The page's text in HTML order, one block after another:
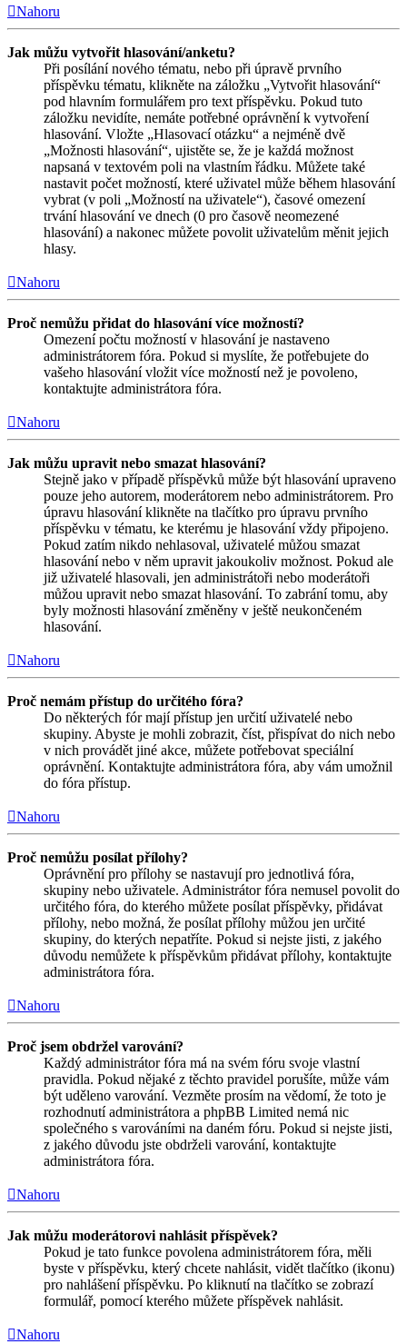
Nahoru
Jak můžu vytvořit hlasování/anketu?
Při posílání nového tématu, nebo při úpravě prvního
příspěvku tématu, klikněte na záložku „Vytvořit hlasování“
pod hlavním formulářem pro text příspěvku. Pokud tuto
záložku nevidíte, nemáte potřebné oprávnění k vytvoření
hlasování. Vložte „Hlasovací otázku“ a nejméně dvě
„Možnosti hlasování“, ujistěte se, že je každá možnost
napsaná v textovém poli na vlastním řádku. Můžete také
nastavit počet možností, které uživatel může během hlasování
vybrat (v poli „Možností na uživatele“), časové omezení
trvání hlasování ve dnech (0 pro časově neomezené
hlasování) a nakonec můžete povolit uživatelům měnit jejich
hlasy.
Nahoru
Proč nemůžu přidat do hlasování více možností?
Omezení počtu možností v hlasování je nastaveno
administrátorem fóra. Pokud si myslíte, že potřebujete do
vašeho hlasování vložit více možností než je povoleno,
kontaktujte administrátora fóra.
Nahoru
Jak můžu upravit nebo smazat hlasování?
Stejně jako v případě příspěvků může být hlasování upraveno
pouze jeho autorem, moderátorem nebo administrátorem. Pro
úpravu hlasování klikněte na tlačítko pro úpravu prvního
příspěvku v tématu, ke kterému je hlasování vždy připojeno.
Pokud zatím nikdo nehlasoval, uživatelé můžou smazat
hlasování nebo v něm upravit jakoukoliv možnost. Pokud ale
již uživatelé hlasovali, jen administrátoři nebo moderátoři
můžou upravit nebo smazat hlasování. To zabrání tomu, aby
byly možnosti hlasování změněny v ještě neukončeném
hlasování.
Nahoru
Proč nemám přístup do určitého fóra?
Do některých fór mají přístup jen určití uživatelé nebo
skupiny. Abyste je mohli zobrazit, číst, přispívat do nich nebo
v nich provádět jiné akce, můžete potřebovat speciální
oprávnění. Kontaktujte administrátora fóra, aby vám umožnil
do fóra přístup.
Nahoru
Proč nemůžu posílat přílohy?
Oprávnění pro přílohy se nastavují pro jednotlivá fóra,
skupiny nebo uživatele. Administrátor fóra nemusel povolit do
určitého fóra, do kterého můžete posílat příspěvky, přidávat
přílohy, nebo možná, že posílat přílohy můžou jen určité
skupiny, do kterých nepatříte. Pokud si nejste jisti, z jakého
důvodu nemůžete k příspěvkům přidávat přílohy, kontaktujte
administrátora fóra.
Nahoru
Proč jsem obdržel varování?
Každý administrátor fóra má na svém fóru svoje vlastní
pravidla. Pokud nějaké z těchto pravidel porušíte, může vám
být uděleno varování. Vezměte prosím na vědomí, že toto je
rozhodnutí administrátora a phpBB Limited nemá nic
společného s varováními na daném fóru. Pokud si nejste jisti,
z jakého důvodu jste obdrželi varování, kontaktujte
administrátora fóra.
Nahoru
Jak můžu moderátorovi nahlásit příspěvek?
Pokud je tato funkce povolena administrátorem fóra, měli
byste v příspěvku, který chcete nahlásit, vidět tlačítko (ikonu)
pro nahlášení příspěvku. Po kliknutí na tlačítko se zobrazí
formulář, pomocí kterého můžete příspěvek nahlásit.
Nahoru